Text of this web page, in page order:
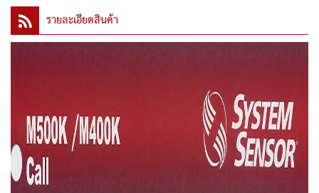
รายละเอียดสินค้า